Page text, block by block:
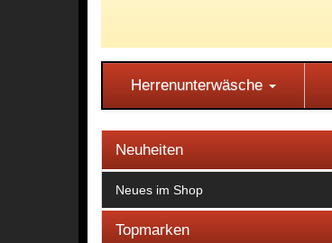
Herrenunterwäsche
Neuheiten
Neues im Shop
Topmarken